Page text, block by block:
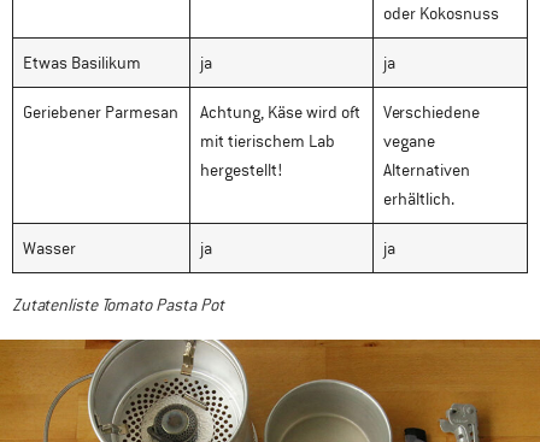
oder Kokosnuss
Etwas Basilikum ja ja
Geriebener Parmesan
Achtung, Käse wird oft
mit tierischem Lab
hergestellt!
Verschiedene
vegane
Alternativen
erhältlich.
Wasser ja ja
Zutatenliste Tomato Pasta Pot